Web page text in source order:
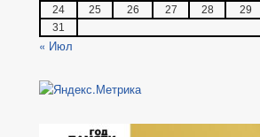
24
25 26 27 28 29
31
« Июл